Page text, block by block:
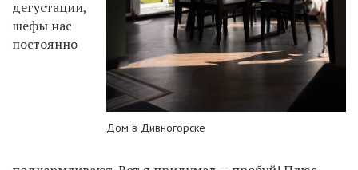
Дом в Дивногорске
дегустации,
шефы нас
постоянно